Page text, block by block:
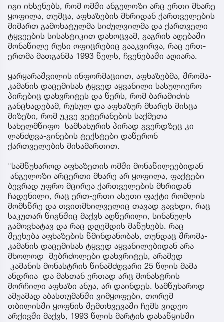
იგი იხსენებს, რომ ომში ანგელოზი არც ერთი მხარე
ყოფილა, თუმცა, აფხაზების მხრიდან ქართველების
მიმართ გამოხატულმა სიძულვილმა და ქართველი
ტყვეების სისასტიკით დახოცვამ, გაგრის აღებაში
მონაწილე რუსი ოფიცრებიც გააკვირვა, რაც ერთ-
ერთმა მათგანმა 1993 წელს, ჩვენებაში აღიარა.
ყარყარაშვილის ინფორმაციით, აფხაზებმა, შრომა-
კამანის დაცემისას ტყვედ აყვანილი სასულიერო
პირებიც დახვრიტეს და წერს, რომ ბარამიძის
განცხადებამ, რუსულ და აფხაზურ მხარეს მისცა
მიზეზი, რომ უკვე ვეტერანების საქმეთა
სახელმწიფო სამსახურის პირად გვერდზეც კი
ლანძღვა-გინების ტექსტები დაწერონ
ქართველების მისამართით.
"სამწუხაროდ აფხაზეთის ომში მონაწილეებიდან
ანგელოზი არცერთი მხარე არ ყოფილა, ფაქტები
ბევრად უფრო მცირეა ქართველების მხრიდან
ჩადენილი, რაც ერთ-ერთი ასეთი ფაქტი რომლის
მომსწრე და თვითმხილველიც თავად გავხდი, რაც
საკუთარ წიგნშიც მაქვს აღწერილი, სინანულს
გამოვხატავ და რაც დღემდის მაწუხებს. რაც
შეეხება აფხაზების წმინდანობას, თუნდაც შრომა-
კამანის დაცემისას ტყვედ აყვანილებიდან არა
მხოლოდ მებრძოლები დახვრიტეს, არამედ
კამანის მონასტრის წინამძღვარი 25 წლის მამა
ანდრია და მასთან ერთად არც მონასტრის
მორჩილი აფხაზი ანუა, არ დაინდეს. სამწუხაროდ
ამჟამად აბასთუმანში ვიმყოფები, თორემ
თბილისში ყოფნის შემთხვევაში ჩემს ვიდეო
არქივში მაქვს, 1993 წლის მარტის დასაწყისში